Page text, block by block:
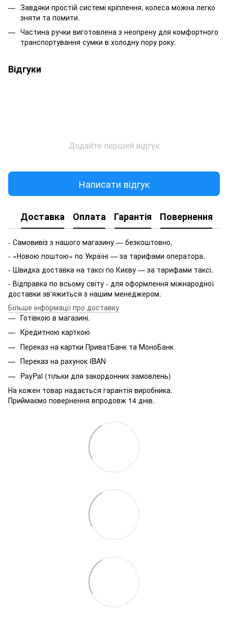
Завдяки простій системі кріплення, колеса можна легко
зняти та помити.
Частина ручки виготовлена з неопрену для комфортного
транспортування сумки в холодну пору року.
Відгуки
Додайте перший відгук
Написати відгук
Доставка Оплата Гарантія Повернення
- Самовивіз з нашого магазину — безкоштовно.
- «Новою поштою» по Україні — за тарифами оператора.
- Швидка доставка на таксі по Києву — за тарифами таксі.
- Відправка по всьому світу - для оформлення міжнародної
доставки зв'яжиться з нашим менеджером.
Більше інформації про доставку
Готівкою в магазині.
Кредитною карткою
Переказ на картки ПриватБанк та МоноБанк
Переказ на рахунок IBAN
PayPal (тільки для закордонних замовлень)
На кожен товар надається гарантія виробника.
Приймаємо повернення впродовж 14 днів.